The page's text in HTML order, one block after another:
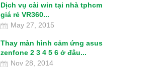
Dịch vụ cài win tại nhà tphcm
giá rẻ VR360...
May 27, 2015
Thay màn hình cảm ứng asus
zenfone 2 3 4 5 6 ở đâu...
Nov 28, 2014